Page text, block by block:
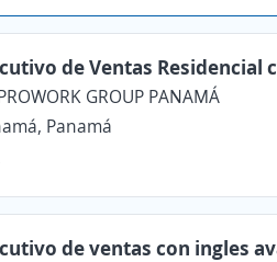
de Ventas Residencial
GROUP PANAMÁ
Panamá
de ventas con ingles